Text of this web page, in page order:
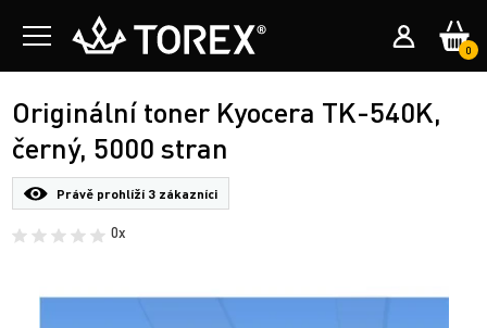
0
Originální toner Kyocera TK-540K,
černý, 5000 stran
Právě prohlíží 3 zákazníci
0x